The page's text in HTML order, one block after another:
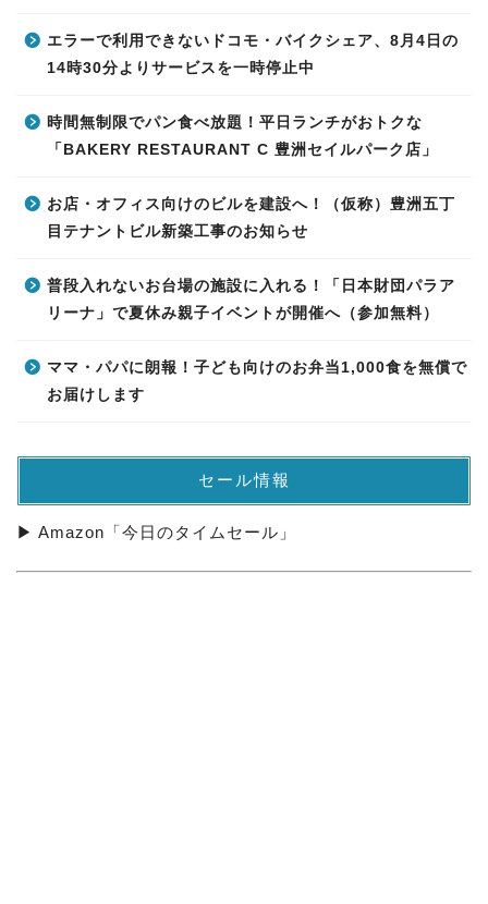
エラーで利用できないドコモ・バイクシェア、8月4日の
14時30分よりサービスを一時停止中
時間無制限でパン食べ放題！平日ランチがおトクな
「BAKERY RESTAURANT C 豊洲セイルパーク店」
お店・オフィス向けのビルを建設へ！（仮称）豊洲五丁
目テナントビル新築工事のお知らせ
普段入れないお台場の施設に入れる！「日本財団パラア
リーナ」で夏休み親子イベントが開催へ（参加無料）
ママ・パパに朗報！子ども向けのお弁当1,000食を無償で
お届けします
セール情報
▶ Amazon「今日のタイムセール」